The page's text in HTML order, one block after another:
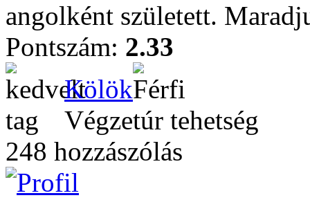
angolként született.
Pontszám: 2.33
Kölök
Végzetúr tehetség
248 hozzászólás